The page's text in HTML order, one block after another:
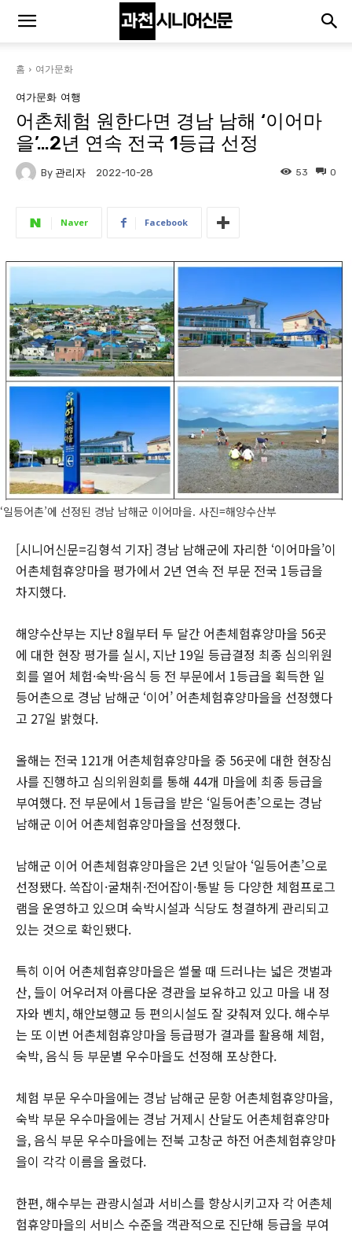
홈 여가문화
여가문화 여행
어촌체험 원한다면 경남 남해 ‘이어마
을’…2년 연속 전국 1등급 선정
By 관리자 2022-10-28 0
53
Naver Facebook
‘일등어촌’에 선정된 경남 남해군 이어마을. 사진=해양수산부
[시니어신문=김형석 기자] 경남 남해군에 자리한 ‘이어마을’이
어촌체험휴양마을 평가에서 2년 연속 전 부문 전국 1등급을
차지했다.
해양수산부는 지난 8월부터 두 달간 어촌체험휴양마을 56곳
에 대한 현장 평가를 실시, 지난 19일 등급결정 최종 심의위원
회를 열어 체험·숙박·음식 등 전 부문에서 1등급을 획득한 일
등어촌으로 경남 남해군 ‘이어’ 어촌체험휴양마을을 선정했다
고 27일 밝혔다.
올해는 전국 121개 어촌체험휴양마을 중 56곳에 대한 현장심
사를 진행하고 심의위원회를 통해 44개 마을에 최종 등급을
부여했다. 전 부문에서 1등급을 받은 ‘일등어촌’으로는 경남
남해군 이어 어촌체험휴양마을을 선정했다.
남해군 이어 어촌체험휴양마을은 2년 잇달아 ‘일등어촌’으로
선정됐다. 쏙잡이·굴채취·전어잡이·통발 등 다양한 체험프로그
램을 운영하고 있으며 숙박시설과 식당도 청결하게 관리되고
있는 것으로 확인됐다.
특히 이어 어촌체험휴양마을은 썰물 때 드러나는 넓은 갯벌과
산, 들이 어우러져 아름다운 경관을 보유하고 있고 마을 내 정
자와 벤치, 해안보행교 등 편의시설도 잘 갖춰져 있다. 해수부
는 또 이번 어촌체험휴양마을 등급평가 결과를 활용해 체험,
숙박, 음식 등 부문별 우수마을도 선정해 포상한다.
체험 부문 우수마을에는 경남 남해군 문항 어촌체험휴양마을,
숙박 부문 우수마을에는 경남 거제시 산달도 어촌체험휴양마
을, 음식 부문 우수마을에는 전북 고창군 하전 어촌체험휴양마
을이 각각 이름을 올렸다.
한편, 해수부는 관광시설과 서비스를 향상시키고자 각 어촌체
험휴양마을의 서비스 수준을 객관적으로 진단해 등급을 부여